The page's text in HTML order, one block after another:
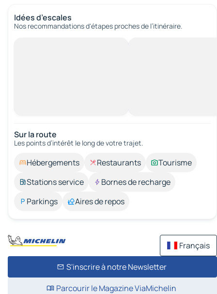
Idées d’escales
Nos recommandations d'étapes proches de l’itinéraire.
Sur la route
Les points d’intérêt le long de votre trajet.
Hébergements Restaurants
Tourisme
Stations service
Bornes de recharge
Parkings
Aires de repos
Français
S'inscrire à notre Newsletter
Parcourir le Magazine ViaMichelin